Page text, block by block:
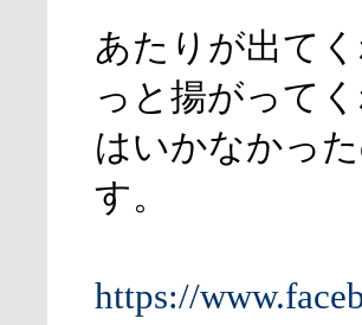
あたりが出て
っと揚がって
はいかなかっ
す。
https://